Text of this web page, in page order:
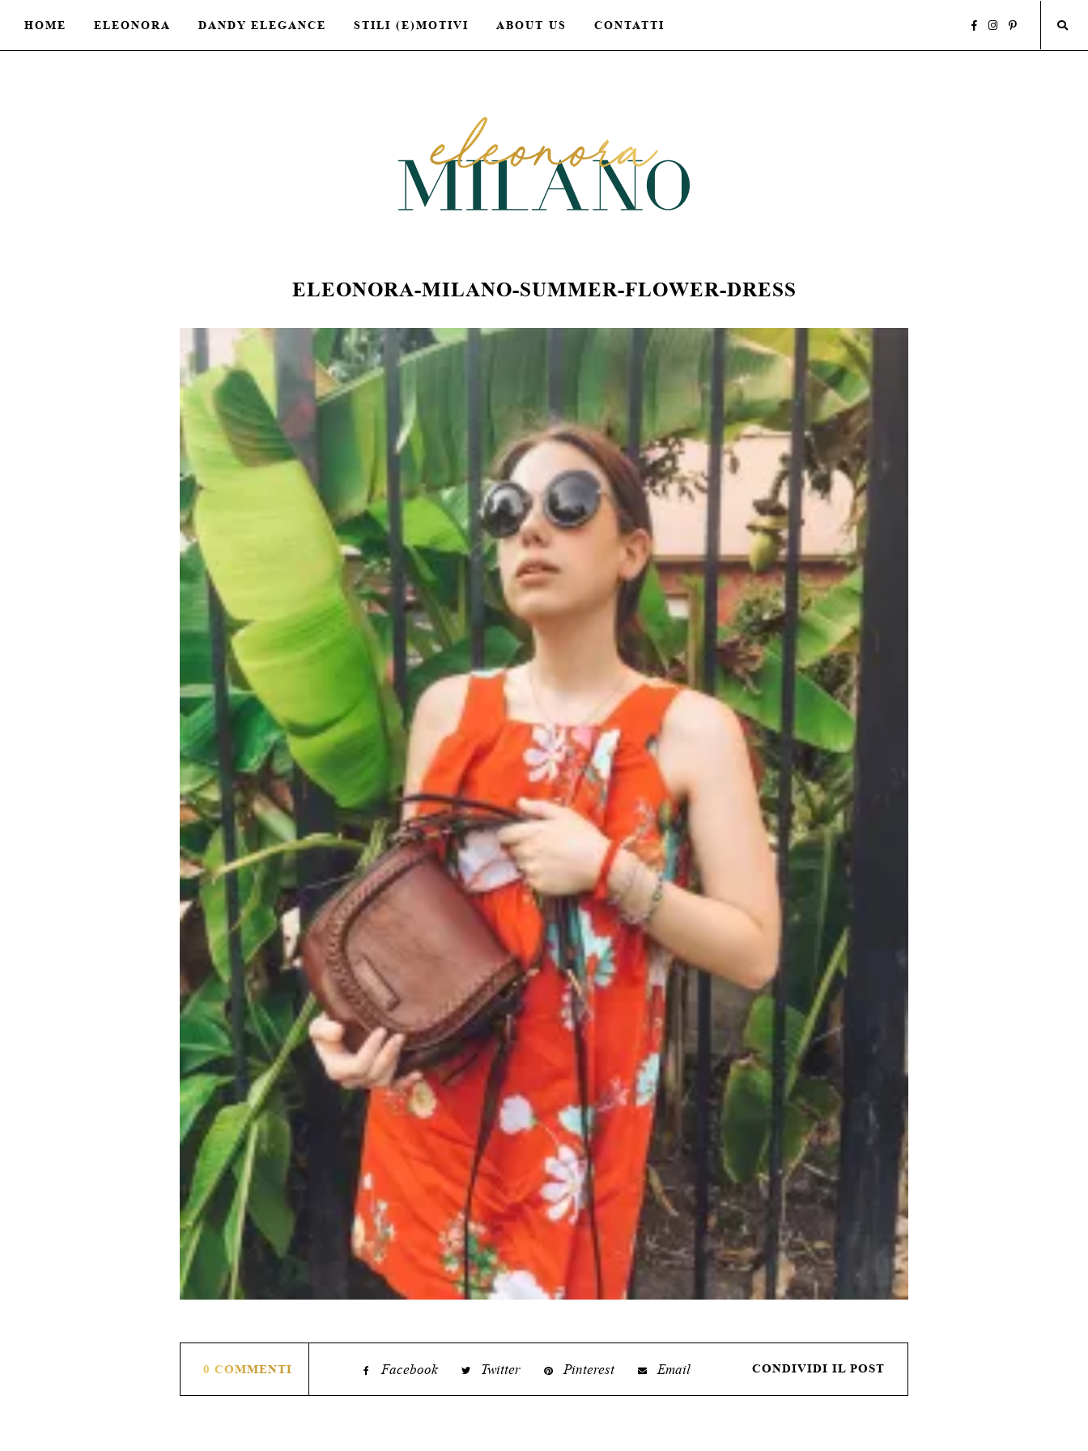
HOME ELEONORA DANDY ELEGANCE STILI (E)MOTIVI ABOUT US CONTATTI
ELEONORA-MILANO-SUMMER-FLOWER-DRESS
0 COMMENTI Facebook Twitter Pinterest Email CONDIVIDI IL POST